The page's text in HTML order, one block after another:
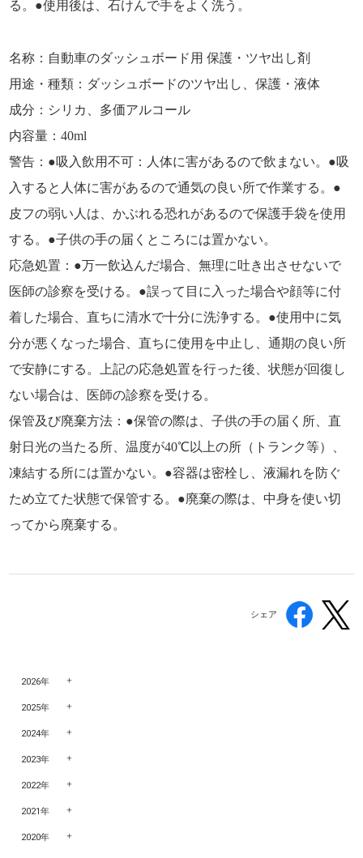
る。●使用後は、石けんで手をよく洗う。
名称： 自動車のダッシュボード用 保護・ツヤ出し剤
用途 ・種類：ダッシュボードのツヤ出し、保護・液体
成分 ：シリカ、多価アルコール
内容量 ：40ml
警告 ：●吸入飲用不可：人体に害があるので飲まない。●吸
入すると人体に害があるので通気の良い所で作業する。●
皮フの弱い人は、かぶれる恐れがあるので保護手袋を使用
する。●子供の手の届くところには置かない。
応急処置 ：●万一飲込んだ場合、無理に吐き出させないで
医師の診察を受ける。●誤って目に入った場合や顔等に付
着した場合、直ちに清水で十分に洗浄する。●使用中に気
分が悪くなった場合、直ちに使用を中止し、通期の良い所
で安静にする。上記の応急処置を行った後、状態が回復し
ない場合は、医師の診察を受ける。
保管及び廃棄方法 ：●保管の際は、子供の手の届く所、直
射日光の当たる所、温度が40℃以上の所（トランク等）、
凍結する所には置かない。●容器は密栓し、液漏れを防ぐ
ため立てた状態で保管する。●廃棄の際は、中身を使い切
ってから廃棄する。
シェア
2026年
2025年
2024年
2023年
2022年
2021年
2020年